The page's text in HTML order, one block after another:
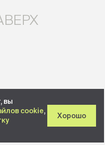
вы
cookie,
Хорошо